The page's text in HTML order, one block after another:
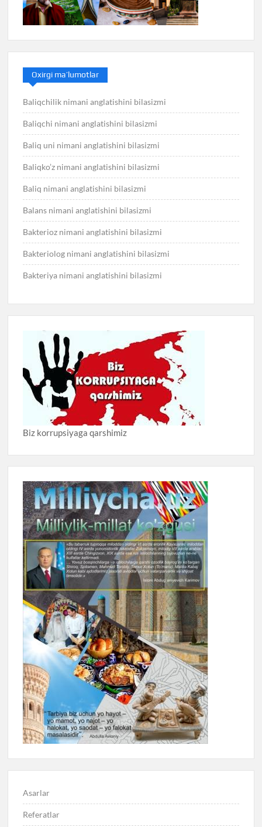
Oxirgi ma’lumotlar
Baliqchilik nimani anglatishini bilasizmi
Baliqchi nimani anglatishini bilasizmi
Baliq uni nimani anglatishini bilasizmi
Baliqko’z nimani anglatishini bilasizmi
Baliq nimani anglatishini bilasizmi
Balans nimani anglatishini bilasizmi
Bakterioz nimani anglatishini bilasizmi
Bakteriolog nimani anglatishini bilasizmi
Bakteriya nimani anglatishini bilasizmi
Biz korrupsiyaga qarshimiz
Asarlar
Referatlar